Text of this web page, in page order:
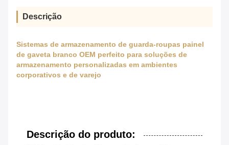
Descrição
Sistemas de armazenamento de guarda-roupas painel
de gaveta branco OEM perfeito para soluções de
armazenamento personalizadas em ambientes
corporativos e de varejo
Descrição do produto: